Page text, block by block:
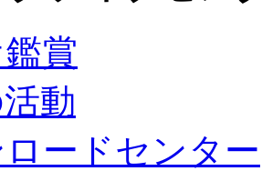
賞
動
ードセンター